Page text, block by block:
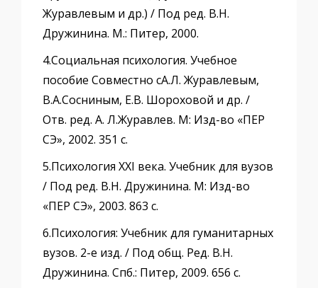
Журавлевым и др.) / Под ред. В.Н.
Дружинина. М.: Питер, 2000.
4.Социальная психология. Учебное
пособие Совместно сА.Л. Журавлевым,
В.А.Сосниным, Е.В. Шороховой и др. /
Отв. ред. А. Л.Журавлев. М: Изд-во «ПЕР
СЭ», 2002. 351 с.
5.Психология ХХI века. Учебник для вузов
/ Под ред. В.Н. Дружинина. М: Изд-во
«ПЕР СЭ», 2003. 863 с.
6.Психология: Учебник для гуманитарных
вузов. 2-е изд. / Под общ. Ред. В.Н.
Дружинина. Спб.: Питер, 2009. 656 с.